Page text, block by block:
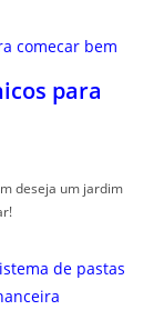
para
deseja um jardim